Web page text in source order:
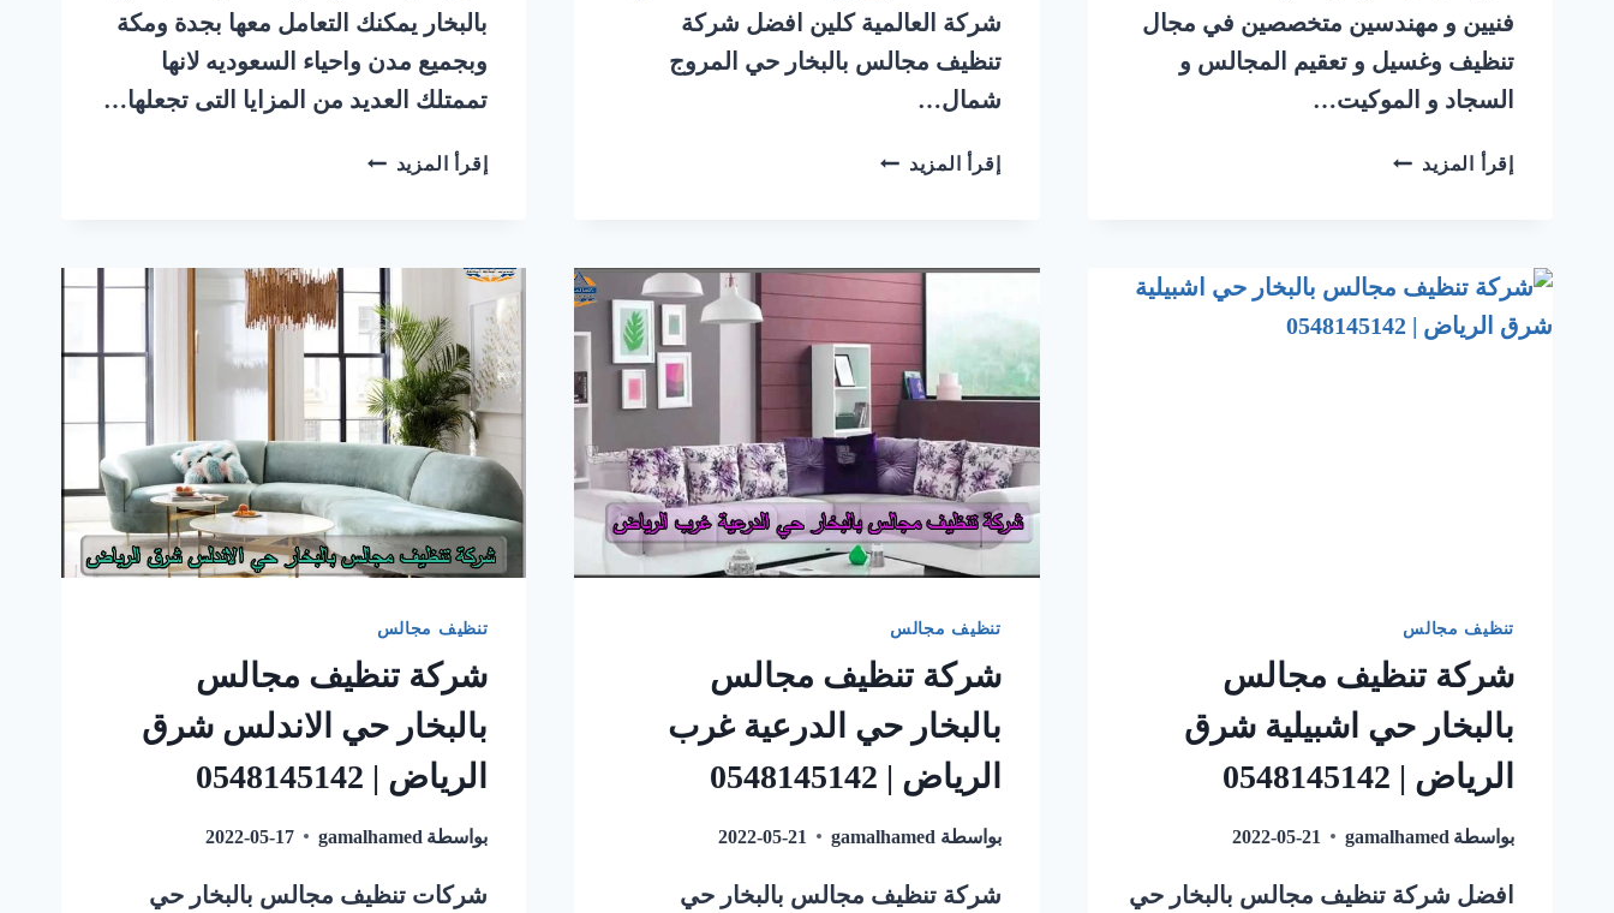
فنيين و مهندسين متخصصين في مجال
تنظيف وغسيل و تعقيم المجالس و
السجاد و الموكيت…
إقرأ المزيد شركة
حي
شرق
شركة العالمية كلين افضل شركة
تنظيف مجالس بالبخار حي المروج
شمال…
إقرأ المزيد شركة
حي
المروج
شمال
الرياض
|
0548145142
بالبخار يمكنك التعامل معها بجدة ومكة
وبجميع مدن واحياء السعوديه لانها
تممتلك العديد من المزايا التى تجعلها…
إقرأ المزيد شركة
حي
المروة
جنوب
الرياض
|
0548145142
تنظيف مجالس
شركة تنظيف مجالس
بالبخار حي اشبيلية شرق
الرياض | 0548145142
بواسطة gamalhamed
2022-05-21
افضل شركة تنظيف مجالس بالبخار حي
تنظيف مجالس
شركة تنظيف مجالس
بالبخار حي الدرعية غرب
الرياض | 0548145142
بواسطة gamalhamed
2022-05-21
شركة تنظيف مجالس بالبخار حي
تنظيف مجالس
شركة تنظيف مجالس
بالبخار حي الاندلس شرق
الرياض | 0548145142
بواسطة gamalhamed
2022-05-17
شركات تنظيف مجالس بالبخار حي